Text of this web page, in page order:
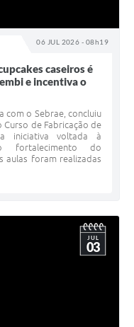
06 JUL 2026 - 08h19
caseiros é
e incentiva o
com o Sebrae, concluiu
Curso de Fabricação de
iniciativa voltada à
fortalecimento do
aulas foram realizadas
JUL
03